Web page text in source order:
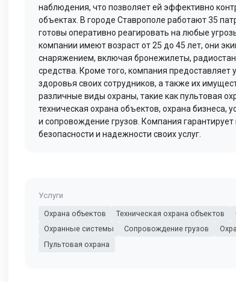
наблюдения, что позволяет ей эффективно
объектах. В городе Ставрополе работают 35
готовы оперативно реагировать на любые
компании имеют возраст от 25 до 45 лет, они
снаряжением, включая бронежилеты,
средства. Кроме того, компания предоставляет
здоровья своих сотрудников, а также их
различные виды охраны, такие как пультовая
техническая охрана объектов, охрана бизнеса,
и сопровождение грузов. Компания
безопасности и надежности своих услуг.
Услуги
Охрана объектов
Техническая охрана объектов
Охранные системы
Сопровождение грузов
Пультовая охрана